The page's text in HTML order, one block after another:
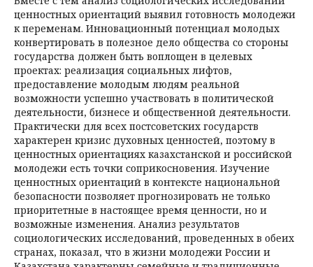
ценностных ориентаций выявил готовность молодежи
к переменам. Инновационный потенциал молодых
конвертировать в полезное дело общества со стороны
государства должен быть воплощен в целевых
проектах: реализация социальных лифтов,
предоставление молодым людям реальной
возможности успешно участвовать в политической
деятельности, бизнесе и общественной деятельности.
Практически для всех постсоветских государств
характерен кризис духовных ценностей, поэтому в
ценностных ориентациях казахстанской и российской
молодежи есть точки соприкосновения. Изучение
ценностных ориентаций в контексте национальной
безопасности позволяет прогнозировать не только
приоритетные в настоящее время ценности, но и
возможные изменения. Анализ результатов
социологических исследований, проведенных в обеих
странах, показал, что в жизни молодежи России и